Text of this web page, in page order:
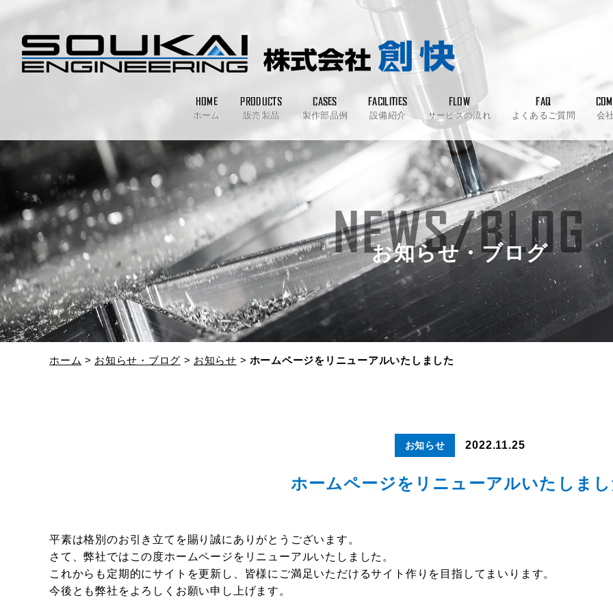
HOME
ホーム
PRODUCTS
販売製品
CASES
製作部品例
FACILITIES
設備紹介
FLOW
サービスの流れ
FAQ
よくあるご質問 会
NEWS/BLOG
お知らせ・ブログ
ホーム お知らせ・ブログ お知らせ ホームページをリニューアルいたしました
お知らせ 2022.11.25
ホームページをリニューアルいたしま
平素は格別のお引き立てを賜り誠にありがとうございます。
さて、弊社ではこの度ホームページをリニューアルいたしました。
これからも定期的にサイトを更新し、皆様にご満足いただけるサイト作りを目指してまいります。
今後とも弊社をよろしくお願い申し上げます。